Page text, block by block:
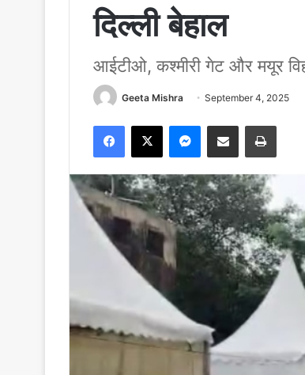
दिल्ली बेहाल
आईटीओ, कश्मीरी गेट और मयूर
Geeta Mishra September 4, 2025
Facebook
X Messenger
Share via Email Print